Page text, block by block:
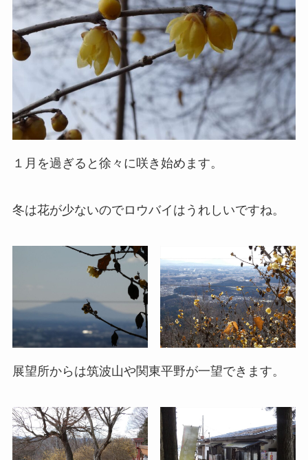
１月を過ぎると徐々に咲き始めます。
冬は花が少ないのでロウバイはうれしいですね。
展望所からは筑波山や関東平野が一望できます。